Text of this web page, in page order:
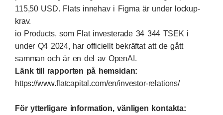
115,50 USD. Flats innehav i Figma är under lockup-
krav.
io Products, som Flat investerade 34 344 TSEK i
under Q4 2024, har officiellt bekräftat att de gått
samman och är en del av OpenAI.
Länk till rapporten på hemsidan:
https://www.flatcapital.com/en/investor-relations/
För ytterligare information, vänligen kontakta: